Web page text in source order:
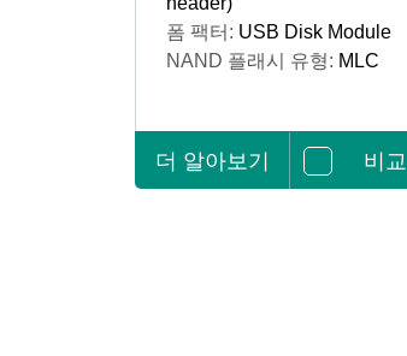
폼 팩터: USB Disk Module
NAND 플래시 유형: MLC
더 알아보기 비교